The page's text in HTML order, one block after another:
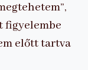
figyelembe
előtt tartva